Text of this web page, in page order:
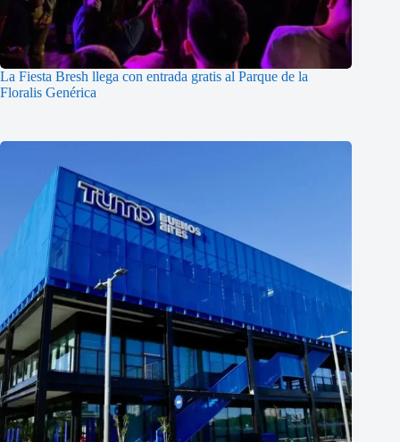
La Fiesta Bresh llega con entrada gratis al Parque de la
Floralis Genérica